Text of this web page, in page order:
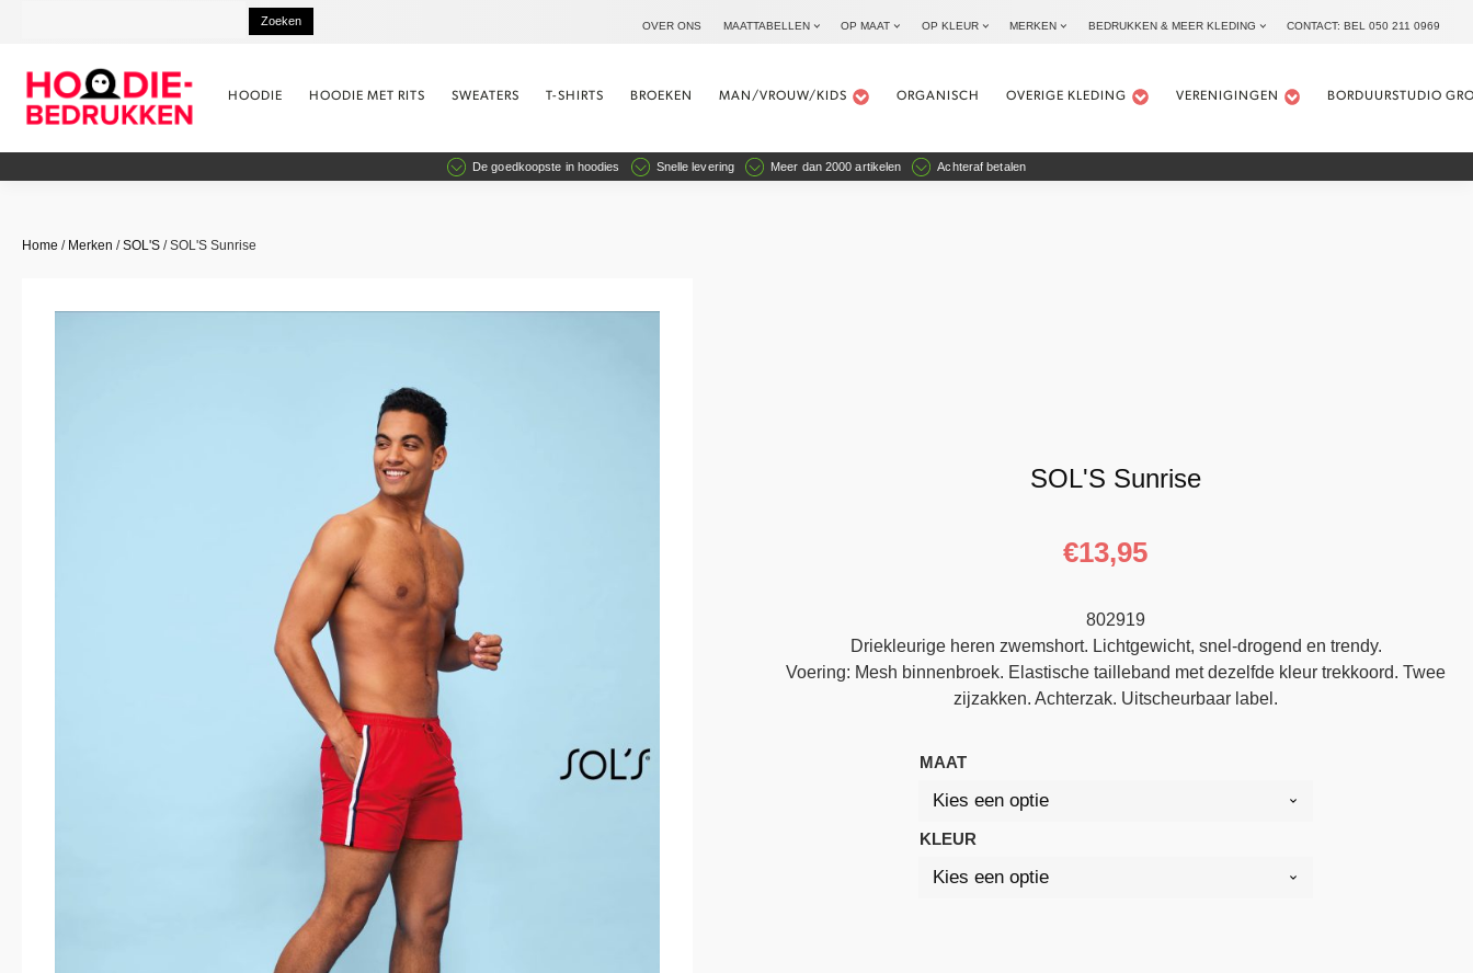
OVER ONS MAATTABELLEN OP MAAT OP KLEUR MERKEN BEDRUKKEN & MEER KLEDING CONTACT: BEL 050 211 0969
HOODIE HOODIE MET RITS SWEATERS T-SHIRTS BROEKEN MAN/VROUW/KIDS ORGANISCH OVERIGE KLEDING VERENIGINGEN BORDUURSTUDIO
De goedkoopste in hoodies Snelle levering Meer dan 2000 artikelen Achteraf betalen
Home / Merken /SOL'S / SOL'S Sunrise
SOL'S Sunrise
€13,95
802919
Driekleurige heren zwemshort. Lichtgewicht, snel-drogend en trendy.
Voering: Mesh binnenbroek. Elastische tailleband met dezelfde kleur trekkoord. Twee
zijzakken. Achterzak. Uitscheurbaar label.
MAAT
KLEUR